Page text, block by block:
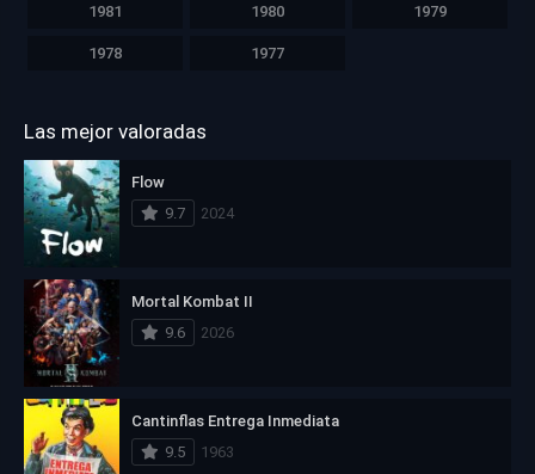
1981 1980 1979
1978 1977
Las mejor valoradas
Flow
9.7
2024
Mortal Kombat II
9.6
2026
Cantinflas Entrega Inmediata
9.5
1963